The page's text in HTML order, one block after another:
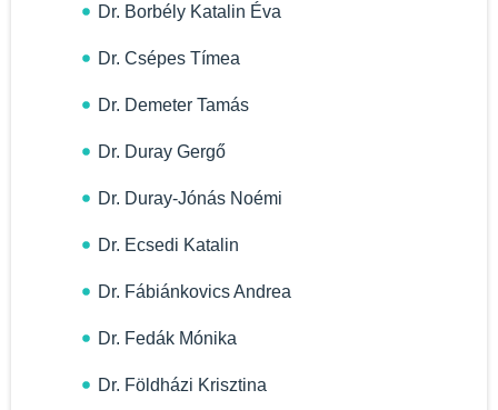
Dr. Borbély Katalin Éva
Dr. Csépes Tímea
Dr. Demeter Tamás
Dr. Duray Gergő
Dr. Duray-Jónás Noémi
Dr. Ecsedi Katalin
Dr. Fábiánkovics Andrea
Dr. Fedák Mónika
Dr. Földházi Krisztina